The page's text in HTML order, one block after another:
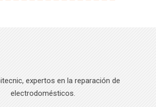
expertos en la reparación de
electrodomésticos.